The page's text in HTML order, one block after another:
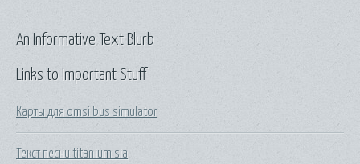
Links to Important Stuff
Карты для omsi bus simulator
Текст песни titanium sia
An Informative Text Blurb